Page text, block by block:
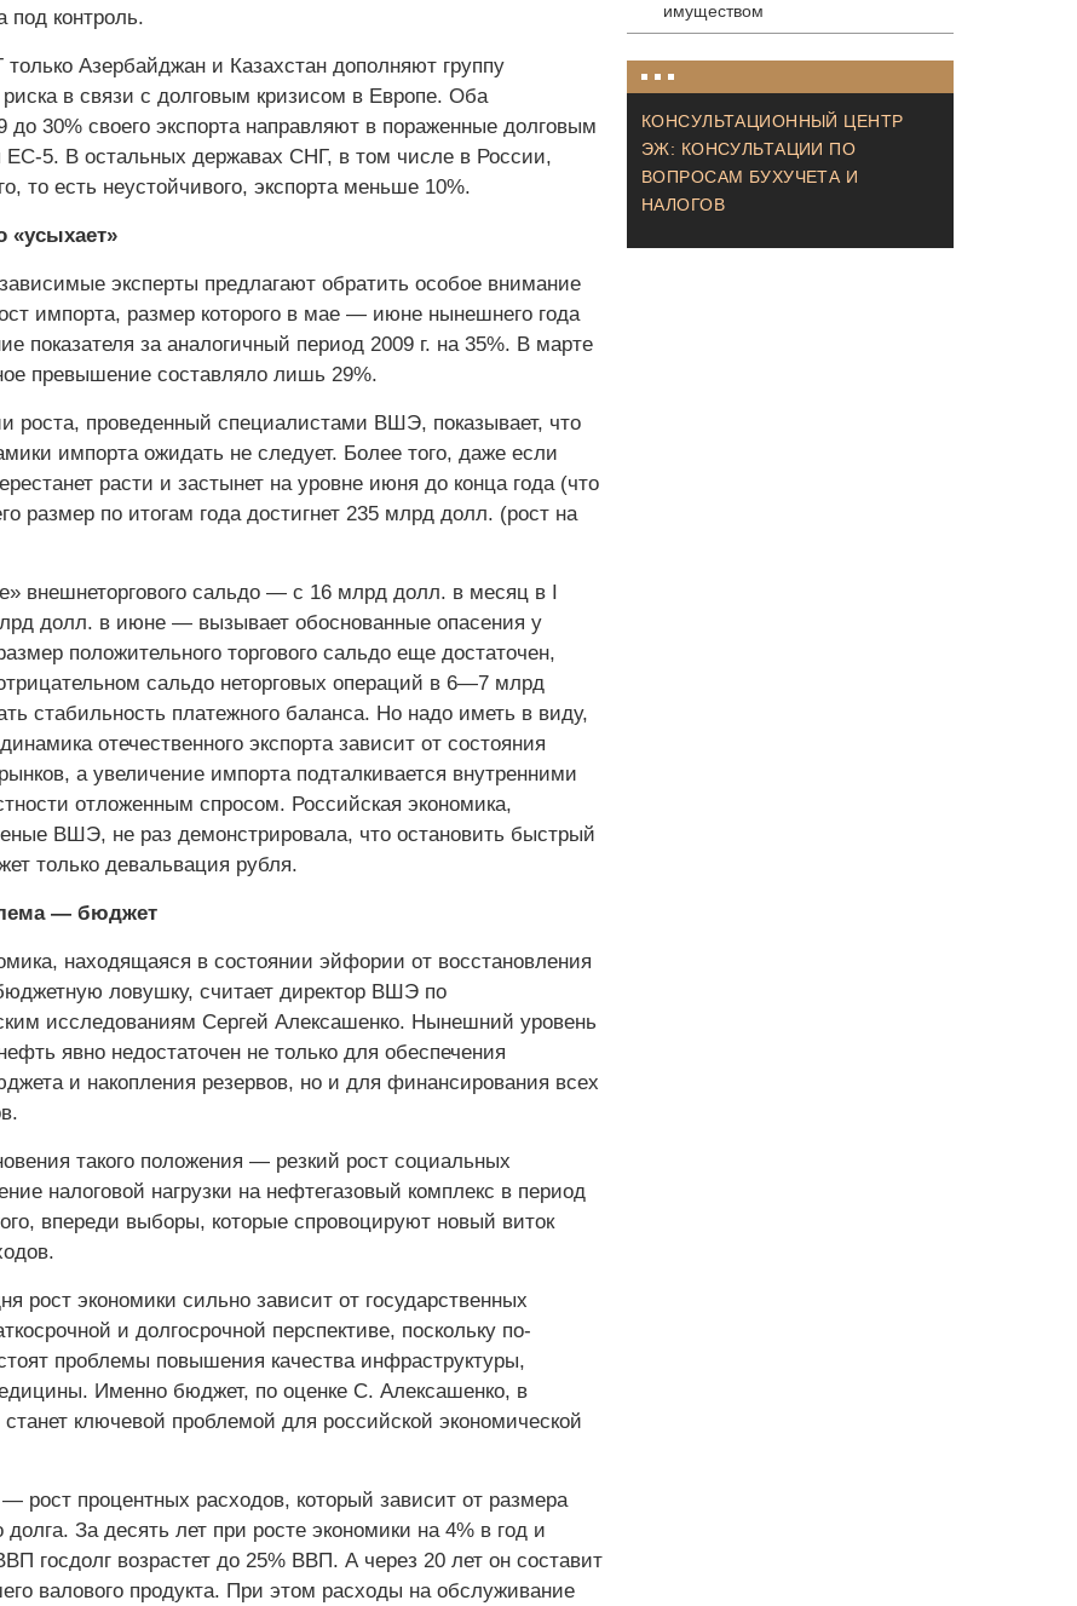
под контроль.
Азербайджан и Казахстан дополняют группу
риска в связи с долговым кризисом в Европе. Оба
до 30% своего экспорта направляют в пораженные долговым
ЕС-5. В остальных державах СНГ, в том числе в России,
то есть неустойчивого, экспорта меньше 10%.
«усыхает»
эксперты предлагают обратить особое внимание
импорта, размер которого в мае — июне нынешнего года
показателя за аналогичный период 2009 г. на 35%. В марте
превышение составляло лишь 29%.
роста, проведенный специалистами ВШЭ, показывает, что
импорта ожидать не следует. Более того, даже если
расти и застынет на уровне июня до конца года (что
размер по итогам года достигнет 235 млрд долл. (рост на
внешнеторгового сальдо — с 16 млрд долл. в месяц в I
долл. в июне — вызывает обоснованные опасения у
положительного торгового сальдо еще достаточен,
сальдо неторговых операций в 6—7 млрд
стабильность платежного баланса. Но надо иметь в виду,
отечественного экспорта зависит от состояния
а увеличение импорта подталкивается внутренними
отложенным спросом. Российская экономика,
ВШЭ, не раз демонстрировала, что остановить быстрый
только девальвация рубля.
— бюджет
находящаяся в состоянии эйфории от восстановления
ловушку, считает директор ВШЭ по
исследованиям Сергей Алексашенко. Нынешний уровень
явно недостаточен не только для обеспечения
и накопления резервов, но и для финансирования всех
такого положения — резкий рост социальных
налоговой нагрузки на нефтегазовый комплекс в период
впереди выборы, которые спровоцируют новый виток
рост экономики сильно зависит от государственных
и долгосрочной перспективе, поскольку по-
проблемы повышения качества инфраструктуры,
Именно бюджет, по оценке С. Алексашенко, в
ключевой проблемой для российской экономической
рост процентных расходов, который зависит от размера
долга. За десять лет при росте экономики на 4% в год и
госдолг возрастет до 25% ВВП. А через 20 лет он составит
валового продукта. При этом расходы на обслуживание
имуществом
КОНСУЛЬТАЦИОННЫЙ ЦЕНТР
ЭЖ: КОНСУЛЬТАЦИИ ПО
ВОПРОСАМ БУХУЧЕТА И
НАЛОГОВ